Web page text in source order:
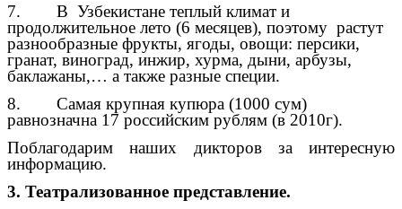
7. В Узбекистане теплый климат и
продолжительное лето (6 месяцев), поэтому растут
разнообразные фрукты, ягоды, овощи: персики,
гранат, виноград, инжир, хурма, дыни, арбузы,
баклажаны,… а также разные специи.
8. Самая крупная купюра (1000 сум)
равнозначна 17 российским рублям (в 2010г).
Поблагодарим наших дикторов за интересную
информацию.
3. Театрализованное представление.